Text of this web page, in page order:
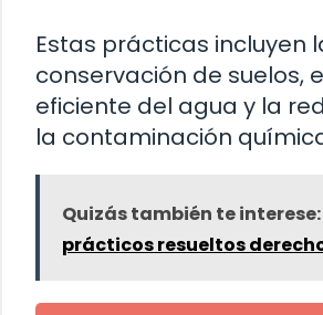
Estas prácticas incluyen
conservación de suelos,
eficiente del agua y la
la contaminación
Quizás también te interese:
prácticos resueltos